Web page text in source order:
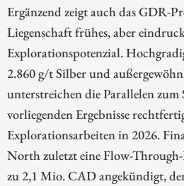
Ergänzend zeigt auch das GDR-
Liegenschaft frühes, aber
Explorationspotenzial.
2.860 g/t Silber und
unterstreichen die Parallelen
vorliegenden Ergebnisse
Explorationsarbeiten in 2026.
North zuletzt eine Flow-
zu 2,1 Mio. CAD angekündigt,